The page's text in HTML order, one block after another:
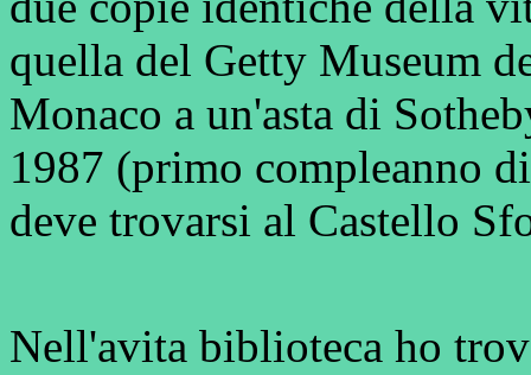
quella del Getty Museum
Monaco a un'asta di
1987 (primo compleanno
deve trovarsi al Castello
Nell'avita biblioteca ho